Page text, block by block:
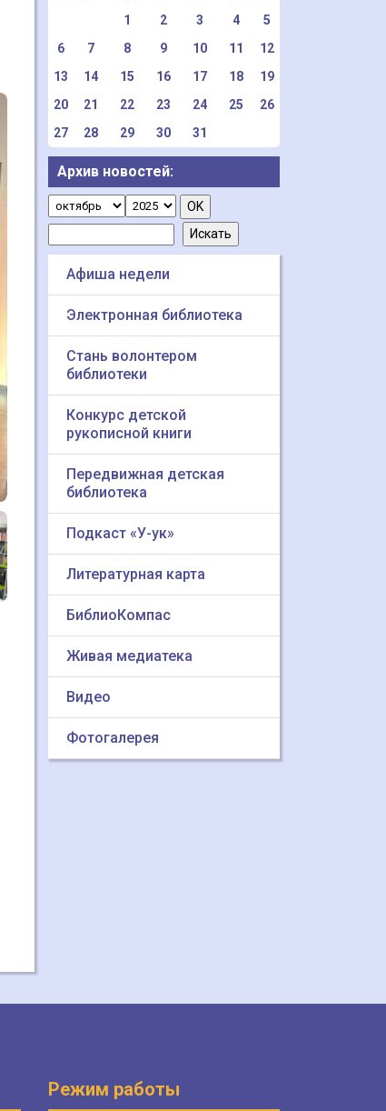
1
2 3 4
5
6
7 8 9 10 11
12
13
14 15 16 17 18
19
20
21 22 23 24 25
26
27
28 29 30 31
Архив новостей:
Афиша недели
Электронная библиотека
Стань волонтером
библиотеки
Конкурс детской
рукописной книги
Передвижная детская
библиотека
Подкаст «У-ук»
Литературная карта
БиблиоКомпас
Живая медиатека
Видео
Фотогалерея
Режим работы